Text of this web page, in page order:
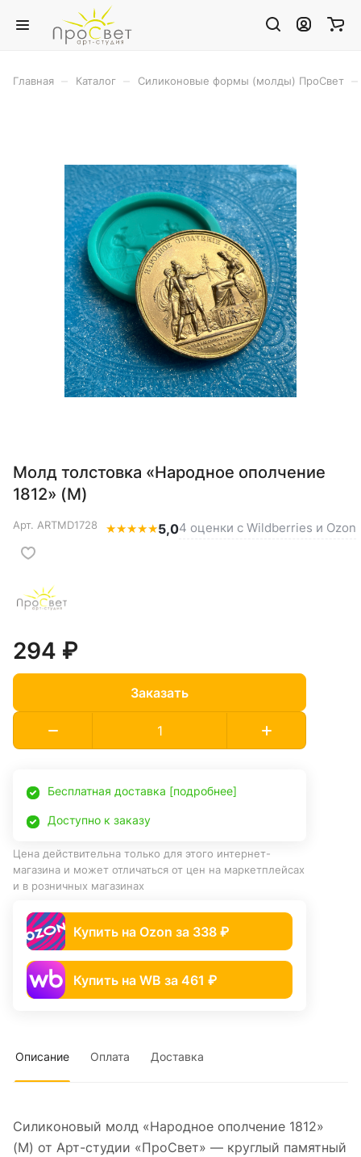
Главная Каталог Силиконовые формы (молды) ПроСвет
Молд толстовка «Народное ополчение
1812» (M)
Арт. ARTMD1728 ★★★★★5,04 оценки с Wildberries и Ozon
294 ₽
Заказать
Бесплатная доставка [подробнее]
Доступно к заказу
Цена действительна только для этого интернет-
магазина и может отличаться от цен на маркетплейсах
и в розничных магазинах
Купить на Ozon за 338 ₽
Купить на WB за 461 ₽
Описание Оплата Доставка
Силиконовый молд «Народное ополчение 1812»
(M) от Арт-студии «ПроСвет» — круглый памятный